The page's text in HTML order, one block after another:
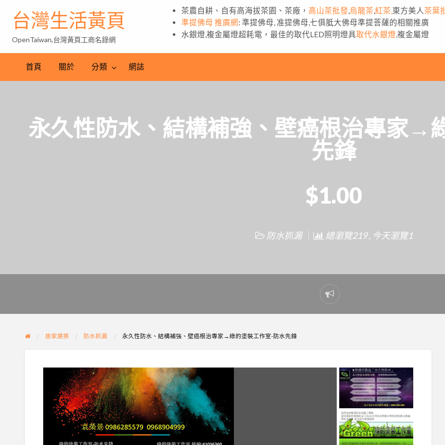
台灣生活黃頁
OpenTaiwan,台灣黃頁工商名錄網
茶農自耕、自有高海拔茶園、茶廠， 高山茶批發 烏龍茶 紅茶, 東方美人 茶葉
準提佛母 推廣網: 準提佛母, 准提佛母,七俱胝大佛母準提菩薩的相關推廣
水銀燈,複金屬燈超耗電，最佳的取代LED照明燈具取代水銀燈 ,複金屬燈
首頁 關於 分類 網誌
永久性防水、結構補強、壁癌根治專家→
先鋒
$1.00
防水抓漏 總瀏覽219 , 今天瀏覽1
Report
problem
居家建築 防水抓漏 永久性防水、結構補強、壁癌根治專家→綠的塗裝工作室-防水先鋒